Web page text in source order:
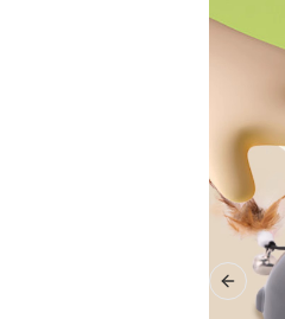
Previous